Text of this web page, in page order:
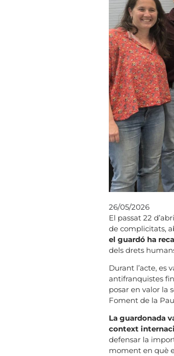
26/05/2026
El passat 22
de complicitats,
el guardó ha
dels drets
Durant l’acte, es
antifranquistes
posar en valor la
Foment de la
La guardonada
context
defensar la
moment en què